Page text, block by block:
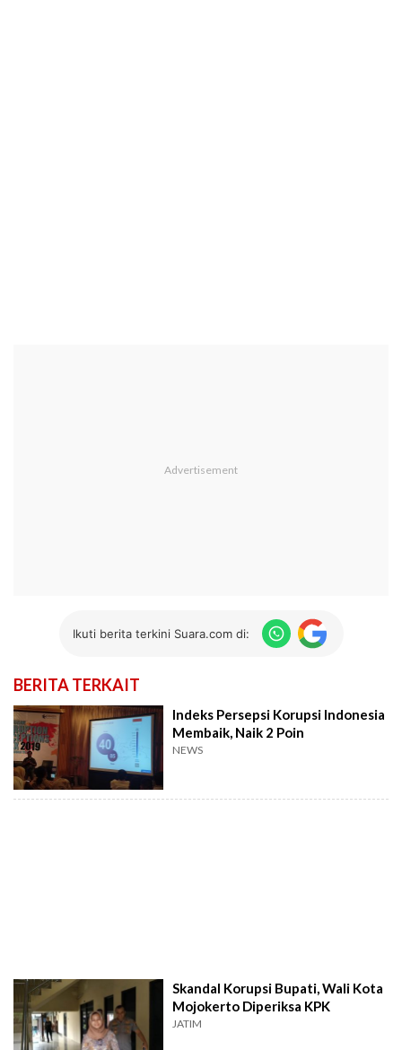
Ikuti berita terkini Suara.com di:
BERITA TERKAIT
Indeks Persepsi Korupsi Indonesia
Membaik, Naik 2 Poin
NEWS
Skandal Korupsi Bupati, Wali Kota
Mojokerto Diperiksa KPK
JATIM